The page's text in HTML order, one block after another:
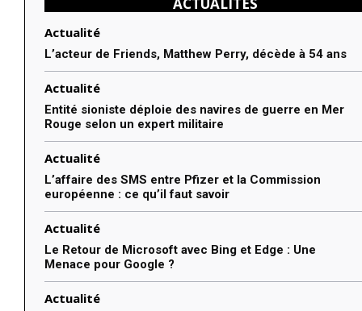
ACTUALITÉS
Actualité
L’acteur de Friends, Matthew Perry, décède à 54 ans
Actualité
Entité sioniste déploie des navires de guerre en Mer
Rouge selon un expert militaire
Actualité
L’affaire des SMS entre Pfizer et la Commission
européenne : ce qu’il faut savoir
Actualité
Le Retour de Microsoft avec Bing et Edge : Une
Menace pour Google ?
Actualité